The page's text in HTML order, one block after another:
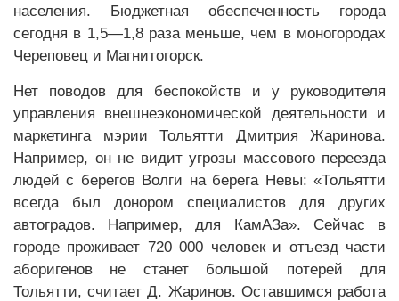
населения. Бюджетная обеспеченность города
сегодня в 1,5—1,8 раза меньше, чем в моногородах
Череповец и Магнитогорск.
Нет поводов для беспокойств и у руководителя
управления внешнеэкономической деятельности и
маркетинга мэрии Тольятти Дмитрия Жаринова.
Например, он не видит угрозы массового переезда
людей с берегов Волги на берега Невы: «Тольятти
всегда был донором специалистов для других
автоградов. Например, для КамАЗа». Сейчас в
городе проживает 720 000 человек и отъезд части
аборигенов не станет большой потерей для
Тольятти, считает Д. Жаринов. Оставшимся работа